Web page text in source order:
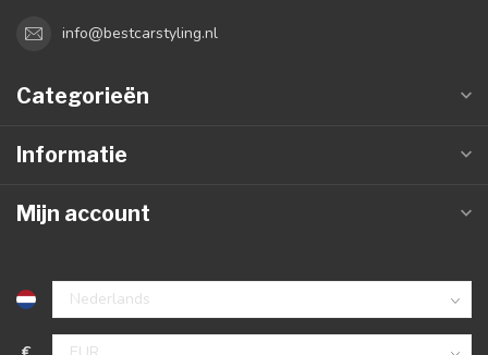
info@bestcarstyling.nl
Categorieën
Informatie
Mijn account